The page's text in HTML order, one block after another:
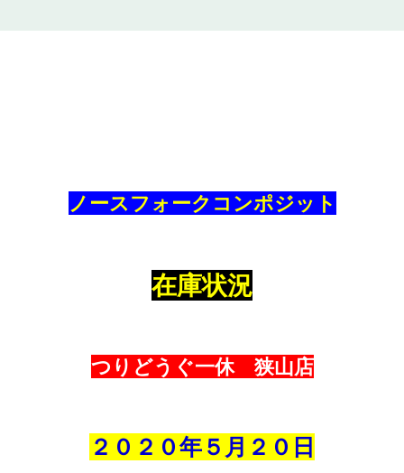
ノースフォークコンポジット
在庫状況
つりどうぐ一休 狭山店
２０２０年５ 月２０ 日